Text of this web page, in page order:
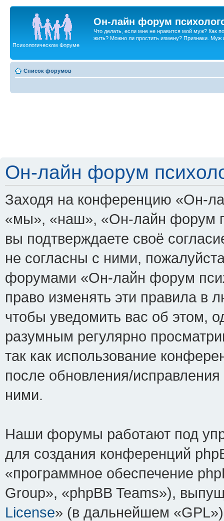
Он-лайн форум
Что делать, если мне не нравится мой муж? Как
жить? Можно ли простить измену? Признаки. Муж
Психологическом Форуме
Список форумов
Он-лайн форум
Заходя на конференцию «Он-
«мы», «наш», «Он-лайн форум
вы подтверждаете своё
не согласны с ними,
форумами «Он-лайн форум
право изменять эти правила в
чтобы уведомить вас об этом,
разумным регулярно
так как использование
после обновления/
ними.
Наши форумы работают под
для создания конференций
«программное обеспечение
Group», «phpBB Teams»),
License» (в дальнейшем